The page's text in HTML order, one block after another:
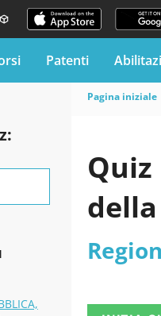
Patenti
Pagina iniziale